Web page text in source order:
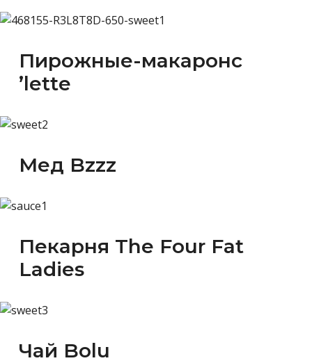
Пирожные-макаронс
’lette
Мед Bzzz
Пекарня The Four Fat
Ladies
Чай Bolu